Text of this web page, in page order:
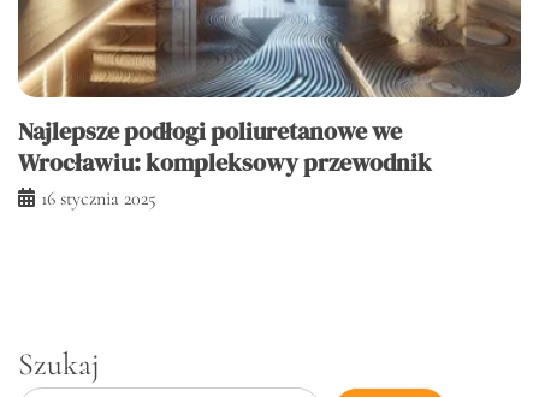
Najlepsze podłogi poliuretanowe we
Wrocławiu: kompleksowy przewodnik
16 stycznia 2025
Szukaj